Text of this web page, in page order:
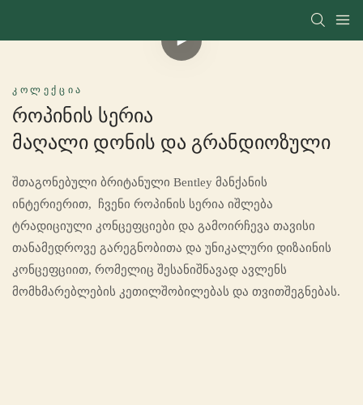
ᲙᲝᲚᲔᲥᲪᲘᲐ
Როპინის Სერია
Მაღალი Დონის Და Გრანდიოზული
შთაგონებული ბრიტანული Bentley მანქანის
ინტერიერით, ჩვენი როპინის სერია იშლება
ტრადიციული კონცეფციები და გამოირჩევა თავისი
თანამედროვე გარეგნობითა და უნიკალური დიზაინის
კონცეფციით, რომელიც შესანიშნავად ავლენს
მომხმარებლების კეთილშობილებას და თვითშეგნებას.